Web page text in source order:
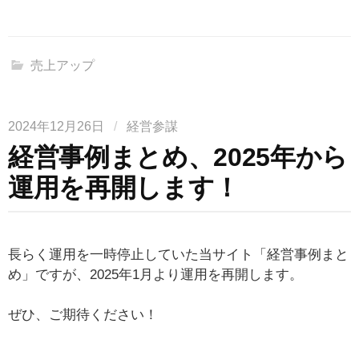
売上アップ
2024年12月26日 / 経営参謀
経営事例まとめ、2025年から
運用を再開します！
長らく運用を一時停止していた当サイト「経営事例まと
め」ですが、2025年1月より運用を再開します。
ぜひ、ご期待ください！